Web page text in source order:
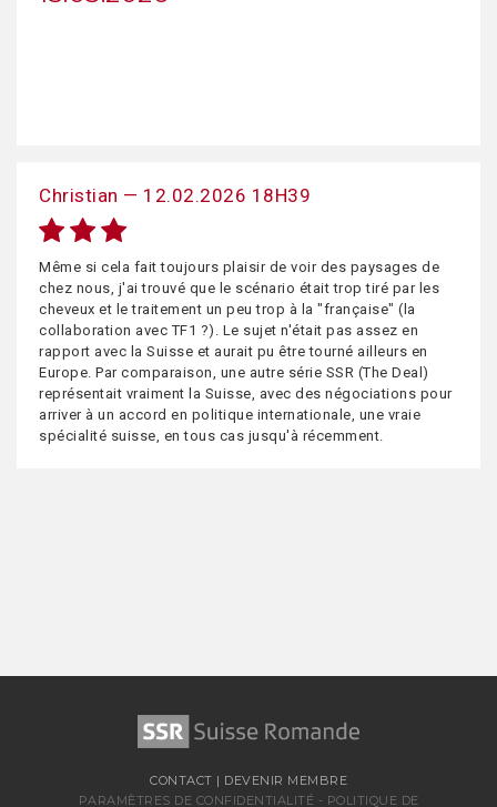
Christian — 12.02.2026 18H39
Même si cela fait toujours plaisir de voir des paysages de
chez nous, j'ai trouvé que le scénario était trop tiré par les
cheveux et le traitement un peu trop à la "française" (la
collaboration avec TF1 ?). Le sujet n'était pas assez en
rapport avec la Suisse et aurait pu être tourné ailleurs en
Europe. Par comparaison, une autre série SSR (The Deal)
représentait vraiment la Suisse, avec des négociations pour
arriver à un accord en politique internationale, une vraie
spécialité suisse, en tous cas jusqu'à récemment.
CONTACT | DEVENIR MEMBRE
PARAMÈTRES DE CONFIDENTIALITÉ - POLITIQUE DE